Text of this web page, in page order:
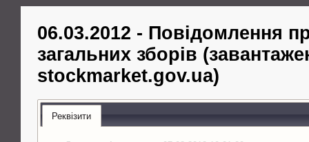
06.03.2012 - Повідомлення
загальних зборів
stockmarket.gov.ua)
Реквізити